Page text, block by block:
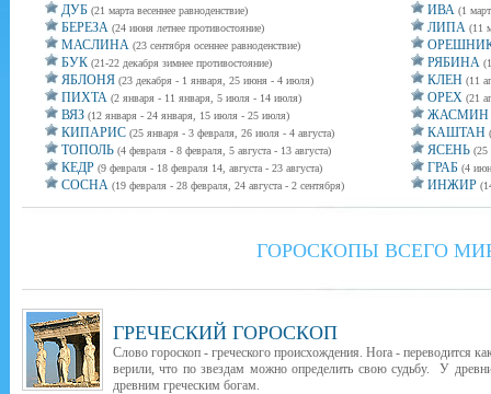
ДУБ (21 марта весеннее равноденствие)
БЕРЕЗА (24 июня летнее противостояние)
МАСЛИНА (23 сентября осеннее равноденствие)
БУК (21-22 декабря зимнее противостояние)
ЯБЛОНЯ (23 декабря - 1 января, 25 июня - 4 июля)
ПИХТА (2 января - 11 января, 5 июля - 14 июля)
ВЯЗ (12 января - 24 января, 15 июля - 25 июля)
КИПАРИС (25 января - 3 февраля, 26 июля - 4 августа)
ТОПОЛЬ (4 февраля - 8 февраля, 5 августа - 13 августа)
КЕДР (9 февраля - 18 февраля 14, августа - 23 августа)
СОСНА (19 февраля - 28 февраля, 24 августа - 2 сентября)
ИВА (1
ЛИПА (11
РЯБИНА
КЛЕН (11
ОРЕХ (21
ЖАСМИН
КАШТАН
ЯСЕНЬ (25
ГРАБ (4
ИНЖИР
ГОРОСКОПЫ ВСЕГО
ГРЕЧЕСКИЙ ГОРОСКОП
Слово гороскоп - греческого происхождения. Hora - переводится
верили, что по звездам можно определить свою судьбу. У
древним греческим богам.